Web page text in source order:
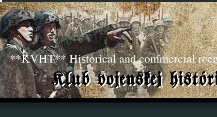
**KVHT** Historical and commercial